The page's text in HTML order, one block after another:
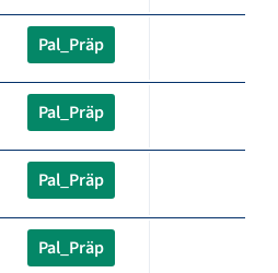
Pal_Präp
Pal_Präp
Pal_Präp
Pal_Präp